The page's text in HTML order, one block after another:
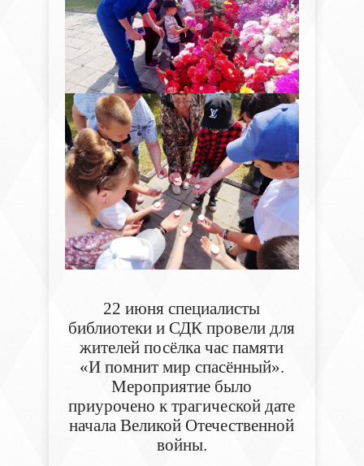
22 июня специалисты
библиотеки иСДК провели для
жителей посёлкачас памяти
«И помнит мир спасённый».
Мероприятие было
приурочено к трагической дате
начала Великой Отечественной
войны.